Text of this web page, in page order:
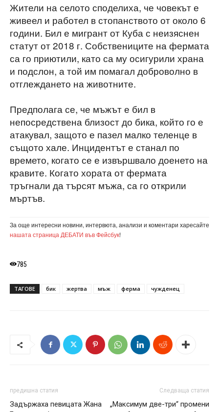
Жители на селото споделиха, че човекът е
живеел и работел в стопанството от около 6
години. Бил е мигрант от Куба с неизяснен
статут от 2018 г. Собствениците на фермата
са го приютили, като са му осигурили храна
и подслон, а той им помагал доброволно в
отглеждането на животните.
Предполага се, че мъжът е бил в
непосредствена близост до бика, който го е
атакувал, защото е пазел малко теленце в
същото хале. Инцидентът е станал по
времето, когато се е извършвало доенето на
кравите. Когато хората от фермата
тръгнали да търсят мъжа, са го открили
мъртъв.
За още интересни новини, интервюта, анализи и коментари харесайте
нашата страница ДЕБАТИ във Фейсбук!
785
ТАГОВЕ бик жертва мъж ферма чужденец
предишна статия
Задържаха певицата Жана
Следваща статия
„Максимум две-три“ промени